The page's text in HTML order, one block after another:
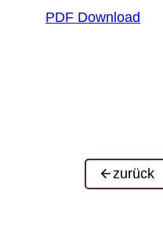
PDF Download
zurück